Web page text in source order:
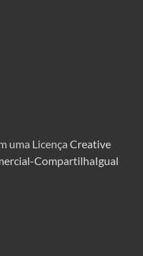
uma Licença Creative
CompartilhaIgual